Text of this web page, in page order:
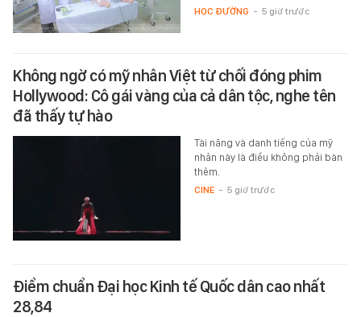
HỌC ĐƯỜNG - 5 giờ trước
Không ngờ có mỹ nhân Việt từ chối đóng phim
Hollywood: Cô gái vàng của cả dân tộc, nghe tên
đã thấy tự hào
Tài năng và danh tiếng của mỹ
nhân này là điều không phải bàn
thêm.
CINE - 5 giờ trước
Điểm chuẩn Đại học Kinh tế Quốc dân cao nhất
28,84